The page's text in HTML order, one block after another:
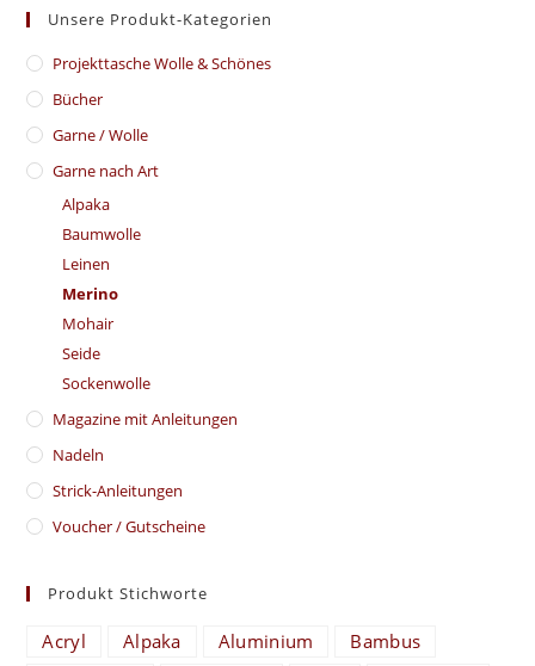
Unsere Produkt-Kategorien
​Projekttasche Wolle & Schönes
Bücher
Garne / Wolle
Garne nach Art
Alpaka
Baumwolle
Leinen
Merino
Mohair
Seide
Sockenwolle
Magazine mit Anleitungen
Nadeln
Strick-Anleitungen
Voucher / Gutscheine
Produkt Stichworte
Acryl Alpaka Aluminium
Bambus